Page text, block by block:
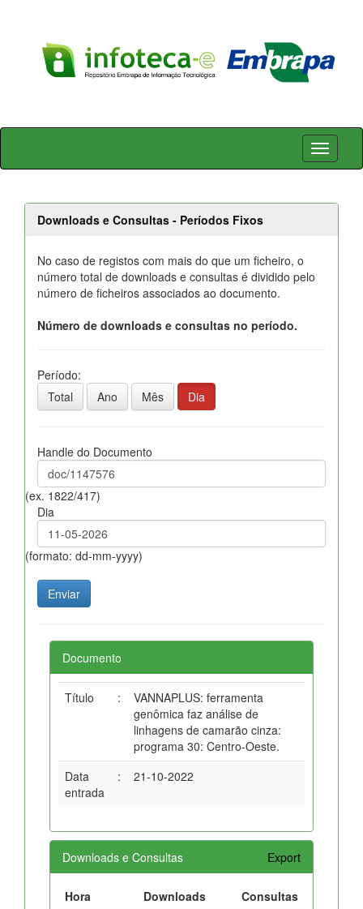
Skip
Downloads e Consultas - Períodos Fixos
No caso de registos com mais do que um ficheiro, o
número total de downloads e consultas é dividido pelo
número de ficheiros associados ao documento.
Número de downloads e consultas no período.
Período:
Total
Ano Mês Dia
Handle do Documento
(ex. 1822/417)
Dia
(formato: dd-mm-yyyy)
Documento
Título :
VANNAPLUS: ferramenta
genômica faz análise de
linhagens de camarão cinza:
programa 30: Centro-Oeste.
Data
entrada
: 21-10-2022
Downloads e Consultas Export
Hora Downloads
Consultas